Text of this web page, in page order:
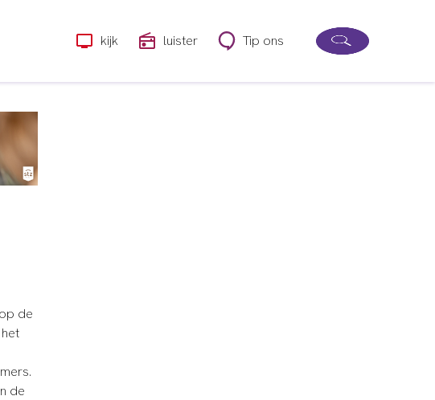
kijk luister Tip ons
de
de